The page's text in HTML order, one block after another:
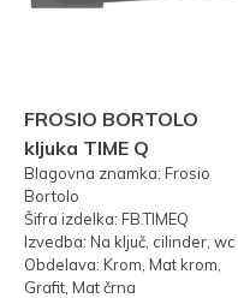
FROSIO BORTOLO
kljuka TIME Q
Blagovna znamka: Frosio
Bortolo
Šifra izdelka: FB.TIMEQ
Izvedba: Na ključ, cilinder, wc
Obdelava: Krom, Mat krom,
Grafit, Mat črna